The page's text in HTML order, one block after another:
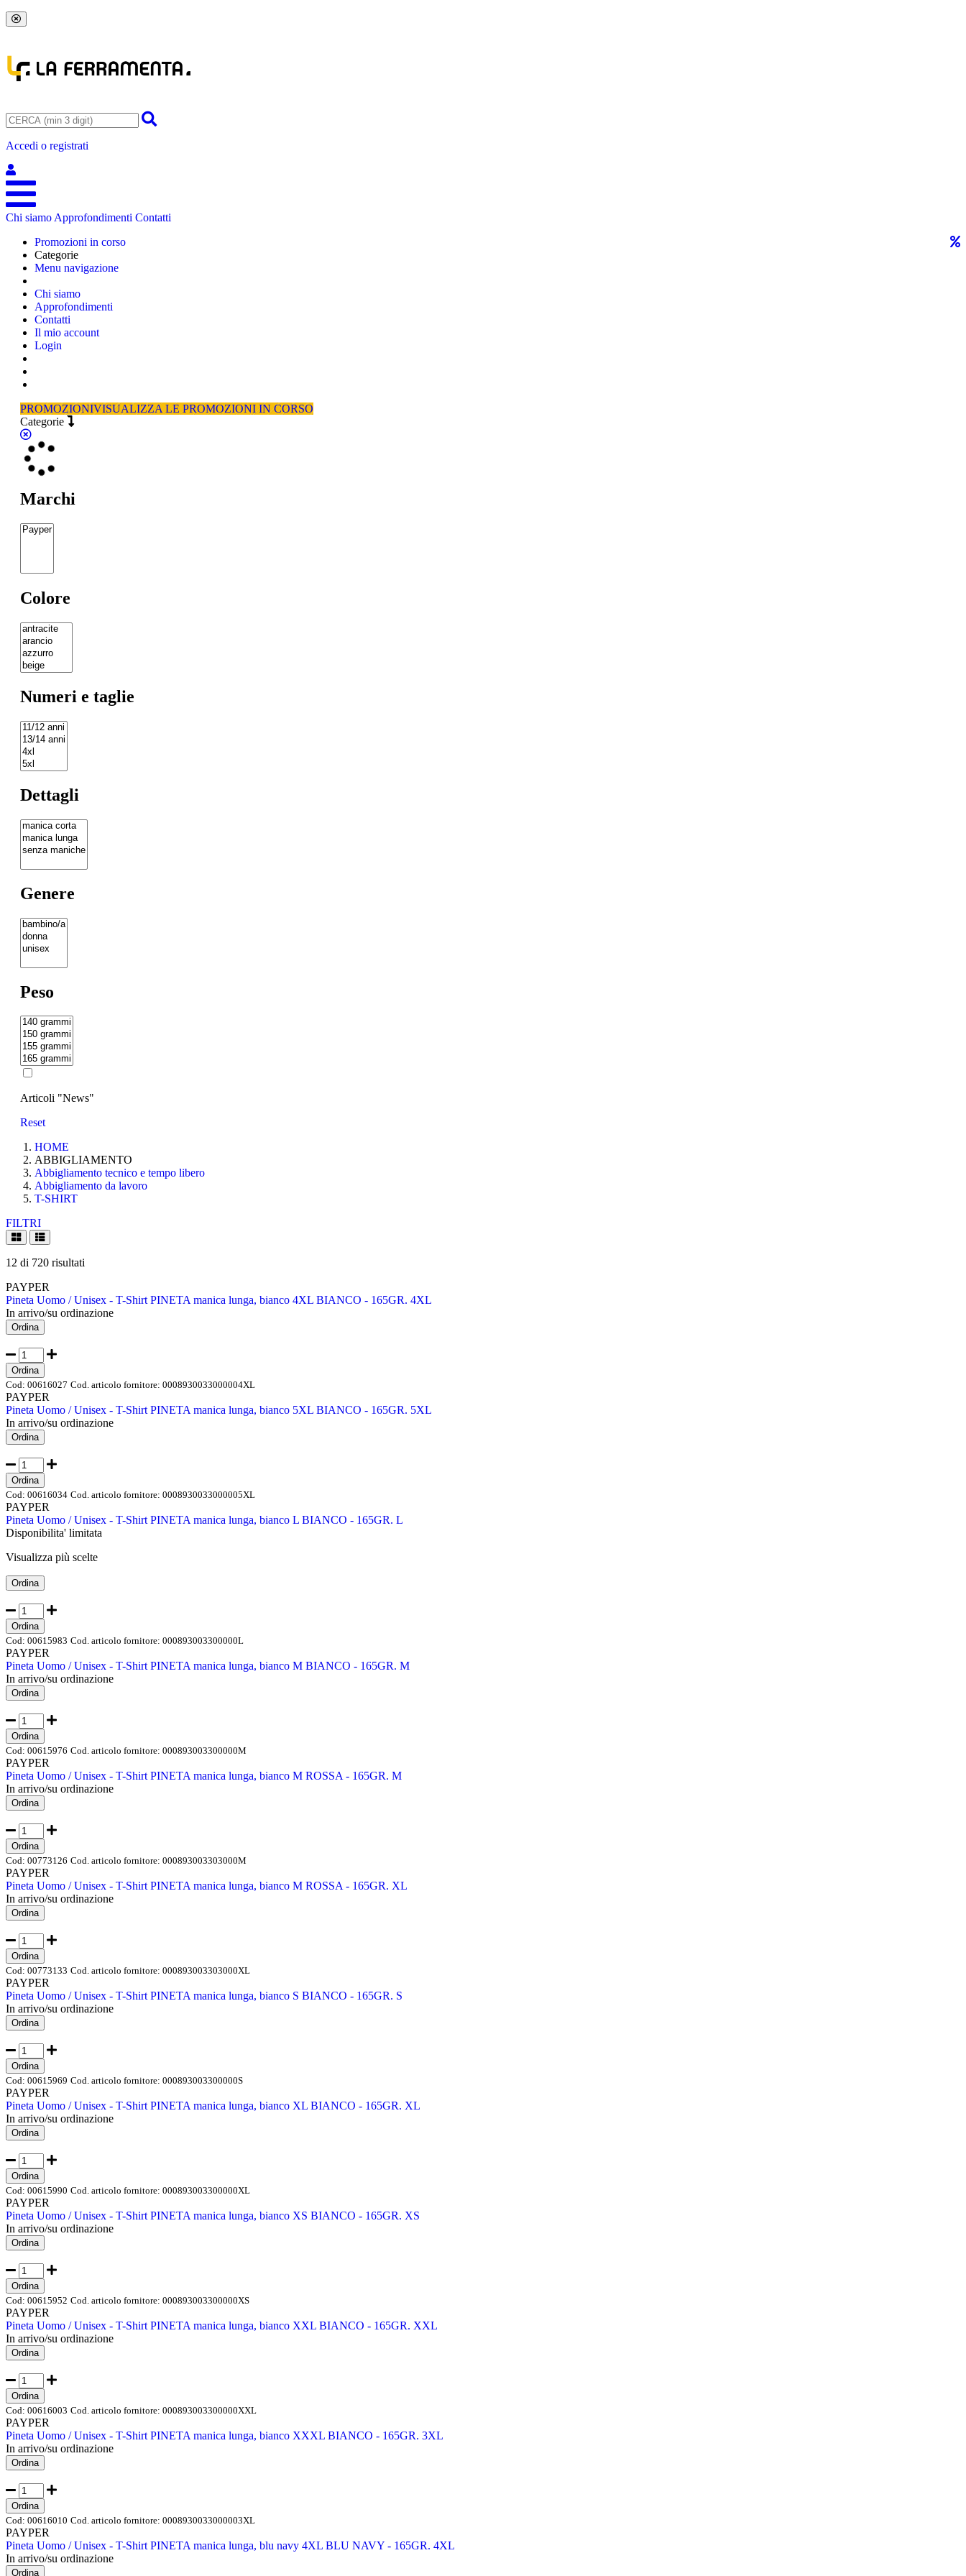
Accedi o registrati
Chi siamo Approfondimenti Contatti
Promozioni in corso
Categorie
Menu navigazione
Chi siamo
Approfondimenti
Contatti
Il mio account
Login
PROMOZIONIVISUALIZZA LE PROMOZIONI IN CORSO
Categorie
Marchi
Colore
Numeri e taglie
Dettagli
Genere
Peso
Articoli "News"
Reset
HOME
ABBIGLIAMENTO
Abbigliamento tecnico e tempo libero
Abbigliamento da lavoro
T-SHIRT
FILTRI
12 di 720 risultati
PAYPER
Pineta Uomo / Unisex - T-Shirt PINETA manica lunga, bianco 4XL BIANCO - 165GR. 4XL
In arrivo/su ordinazione
Ordina
Ordina
Cod: 00616027 Cod. articolo fornitore: 0008930033000004XL
PAYPER
Pineta Uomo / Unisex - T-Shirt PINETA manica lunga, bianco 5XL BIANCO - 165GR. 5XL
In arrivo/su ordinazione
Ordina
Ordina
Cod: 00616034 Cod. articolo fornitore: 0008930033000005XL
PAYPER
Pineta Uomo / Unisex - T-Shirt PINETA manica lunga, bianco L BIANCO - 165GR. L
Disponibilita' limitata
Visualizza più scelte
Ordina
Ordina
Cod: 00615983 Cod. articolo fornitore: 000893003300000L
PAYPER
Pineta Uomo / Unisex - T-Shirt PINETA manica lunga, bianco M BIANCO - 165GR. M
In arrivo/su ordinazione
Ordina
Ordina
Cod: 00615976 Cod. articolo fornitore: 000893003300000M
PAYPER
Pineta Uomo / Unisex - T-Shirt PINETA manica lunga, bianco M ROSSA - 165GR. M
In arrivo/su ordinazione
Ordina
Ordina
Cod: 00773126 Cod. articolo fornitore: 000893003303000M
PAYPER
Pineta Uomo / Unisex - T-Shirt PINETA manica lunga, bianco M ROSSA - 165GR. XL
In arrivo/su ordinazione
Ordina
Ordina
Cod: 00773133 Cod. articolo fornitore: 000893003303000XL
PAYPER
Pineta Uomo / Unisex - T-Shirt PINETA manica lunga, bianco S BIANCO - 165GR. S
In arrivo/su ordinazione
Ordina
Ordina
Cod: 00615969 Cod. articolo fornitore: 000893003300000S
PAYPER
Pineta Uomo / Unisex - T-Shirt PINETA manica lunga, bianco XL BIANCO - 165GR. XL
In arrivo/su ordinazione
Ordina
Ordina
Cod: 00615990 Cod. articolo fornitore: 000893003300000XL
PAYPER
Pineta Uomo / Unisex - T-Shirt PINETA manica lunga, bianco XS BIANCO - 165GR. XS
In arrivo/su ordinazione
Ordina
Ordina
Cod: 00615952 Cod. articolo fornitore: 000893003300000XS
PAYPER
Pineta Uomo / Unisex - T-Shirt PINETA manica lunga, bianco XXL BIANCO - 165GR. XXL
In arrivo/su ordinazione
Ordina
Ordina
Cod: 00616003 Cod. articolo fornitore: 000893003300000XXL
PAYPER
Pineta Uomo / Unisex - T-Shirt PINETA manica lunga, bianco XXXL BIANCO - 165GR. 3XL
In arrivo/su ordinazione
Ordina
Ordina
Cod: 00616010 Cod. articolo fornitore: 0008930033000003XL
PAYPER
Pineta Uomo / Unisex - T-Shirt PINETA manica lunga, blu navy 4XL BLU NAVY - 165GR. 4XL
In arrivo/su ordinazione
Ordina